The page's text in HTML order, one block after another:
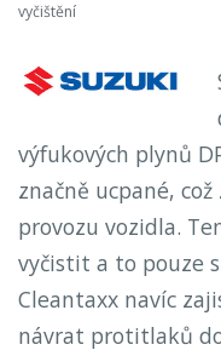
vyčištění
výfukových plynů
značně ucpané,
provozu vozidla.
vyčistit a to pouze
Cleantaxx navíc
návrat protitlaků